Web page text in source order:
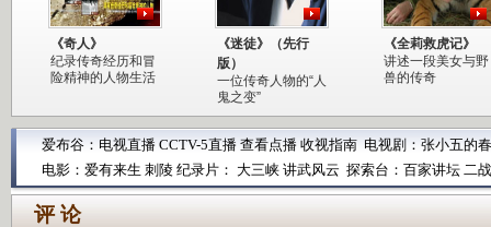
《奇人》
纪录传奇经历和冒
险精神的人物生活
《迷徒》（先行
版）
一位传奇人物的“人
鬼之变”
《全莉救虎记》
讲述一段美女与野
兽的传奇
爱布谷： 电视直播 CCTV-5直播 查看点播 收视指南 电视剧： 张小五的
电影： 爱有来生 刺陵 纪录片： 大三峡 讲武风云 探索台： 百家讲坛 二
评 论